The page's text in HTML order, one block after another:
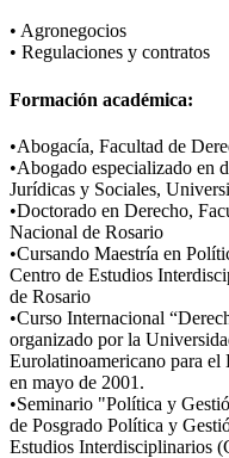
• Agronegocios
• Regulaciones y contratos
Formación académica:
​•Abogacía, Facultad de
​•Abogado especializado en
Jurídicas y Sociales,
​•Doctorado en Derecho,
Nacional de Rosario
​•Cursando Maestría en
Centro de Estudios
de Rosario
​•Curso Internacional
organizado por la
Eurolatinoamericano para el
en mayo de 2001.
​•Seminario "Política y
de Posgrado Política y
Estudios Interdisciplinarios